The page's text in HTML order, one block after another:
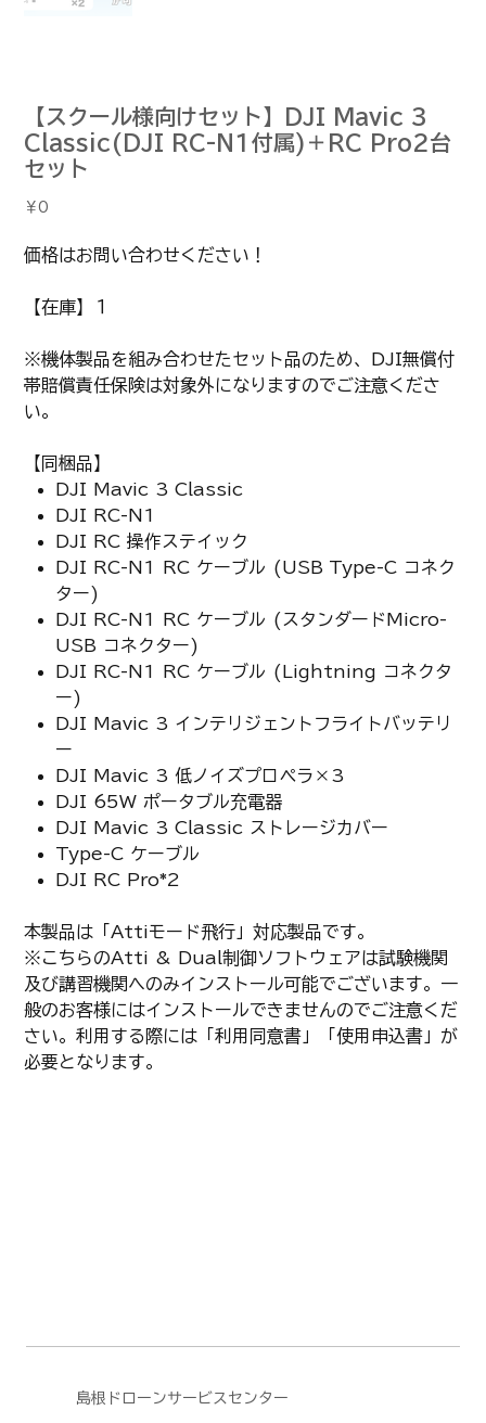
【スクール様向けセット】DJI Mavic 3
Classic(DJI RC-N1付属)＋RC Pro2台
セット
価
格
￥0
価格はお問い合わせください！
【在庫】１
※機体製品を組み合わせたセット品のため、DJI無償付
帯賠償責任保険は対象外になりますのでご注意くださ
い。
【同梱品】
DJI Mavic 3 Classic
DJI RC-N1
DJI RC 操作ステイック
DJI RC-N1 RC ケーブル (USB Type-C コネク
ター)
DJI RC-N1 RC ケーブル (スタンダードMicro-
USB コネクター)
DJI RC-N1 RC ケーブル (Lightning コネクタ
ー)
DJI Mavic 3 インテリジェントフライトバッテリ
ー
DJI Mavic 3 低ノイズプロペラ×3
DJI 65W ポータブル充電器
DJI Mavic 3 Classic ストレージカバー
Type-C ケーブル
DJI RC Pro*2
本製品は「Attiモード飛行」対応製品です。
※こちらのAtti & Dual制御ソフトウェアは試験機関
及び講習機関へのみインストール可能でございます。一
般のお客様にはインストールできませんのでご注意くだ
さい。利用する際には「利用同意書」「使用申込書」が
必要となります。
島根ドローンサービスセンター